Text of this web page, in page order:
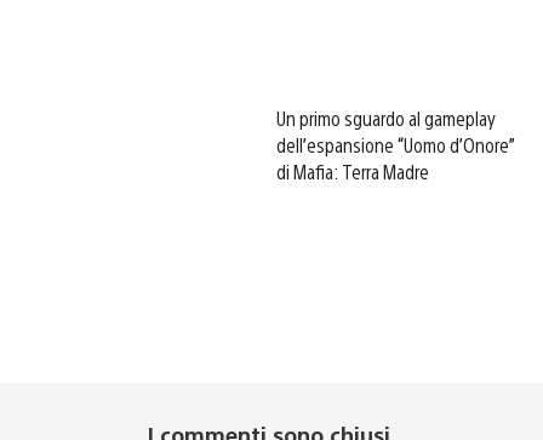
Un primo sguardo al gameplay
dell’espansione “Uomo d’Onore”
di Mafia: Terra Madre
I commenti sono chiusi.